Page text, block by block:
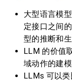
大型语言模
定接口之间
型的推断和生
LLM 的价值
域动作的建模
LLMs 可以